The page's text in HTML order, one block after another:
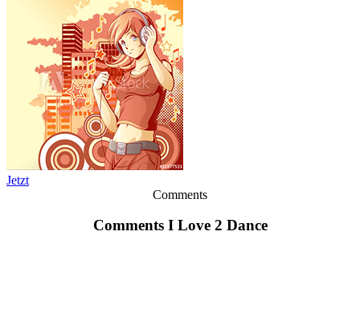
Jetzt
Comments
Comments I Love 2 Dance